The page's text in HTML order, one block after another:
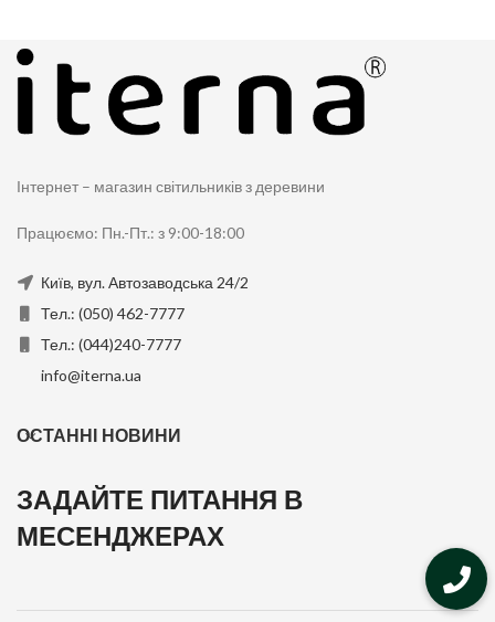
Інтернет – магазин світильників з деревини
Працюємо: Пн.-Пт.: з 9:00-18:00
Київ, вул. Автозаводська 24/2
Тел.: (050) 462-7777
Тел.: (044)240-7777
info@iterna.ua
ОСТАННІ НОВИНИ
ЗАДАЙТЕ ПИТАННЯ В
МЕСЕНДЖЕРАХ